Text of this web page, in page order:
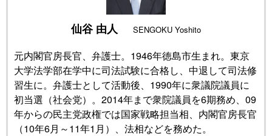
公式SNS
仙谷 由人 SENGOKU Yoshito
元内閣官房長官、弁護士。1946年徳島市生まれ。東京
大学法学部在学中に司法試験に合格し、中退して司法修
習生に。弁護士として活動後、1990年に衆議院議員に
初当選（社会党）。2014年まで衆院議員を6期務め、09
年からの民主党政権では国家戦略担当相、内閣官房長官
（10年6月～11年1月）、法相などを務めた。